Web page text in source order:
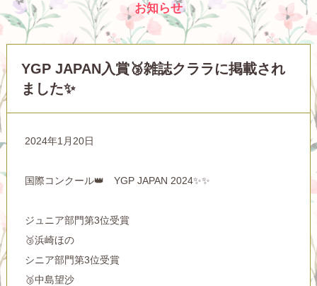
お知らせ
YGP JAPAN入賞🥉雑誌クララに掲載され
ました✨
2024年1月20日
国際コンクール👑 YGP JAPAN 2024✨✨
ジュニア部門第3位受賞
🥉浜崎ほの
シニア部門第3位受賞
🥉中島望沙